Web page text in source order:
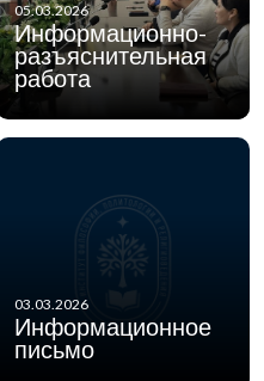
05.03.2026
Информационно-
разъяснительная
работа
03.03.2026
Информационное
письмо